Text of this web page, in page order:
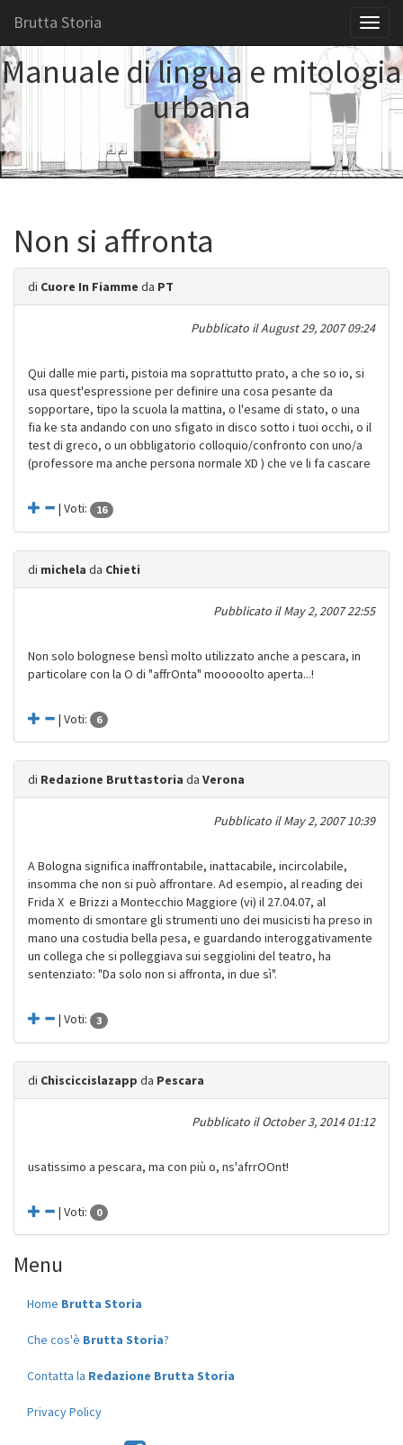
Brutta Storia
Manuale di lingua e mitologia
urbana
Non si affronta
di Cuore In Fiamme da PT
Pubblicato ilAugust 29, 2007 09:24
Qui dalle mie parti, pistoia ma soprattutto prato, a che so io, si
usa quest'espressione per definire una cosa pesante da
sopportare, tipo la scuola la mattina, o l'esame di stato, o una
fia ke sta andando con uno sfigato in disco sotto i tuoi occhi, o il
test di greco, o un obbligatorio colloquio/confronto con uno/a
(professore ma anche persona normale XD ) che ve li fa cascare
| Voti: 16
di michela da Chieti
Pubblicato ilMay 2, 2007 22:55
Non solo bolognese bensì molto utilizzato anche a pescara, in
particolare con la O di "affrOnta" mooooolto aperta...!
| Voti: 6
di Redazione Bruttastoria da Verona
Pubblicato ilMay 2, 2007 10:39
A Bologna significa inaffrontabile, inattacabile, incircolabile,
insomma che non si può affrontare. Ad esempio, al reading dei
Frida X e Brizzi a Montecchio Maggiore (vi) il 27.04.07, al
momento di smontare gli strumenti uno dei musicisti ha preso in
mano una costudia bella pesa, e guardando interoggativamente
un collega che si polleggiava sui seggiolini del teatro, ha
sentenziato: "Da solo non si affronta, in due sì".
| Voti: 3
di Chisciccislazapp da Pescara
Pubblicato ilOctober 3, 2014 01:12
usatissimo a pescara, ma con più o, ns'afrrOOnt!
| Voti: 0
Menu
Home Brutta Storia
Che cos'è Brutta Storia?
Contatta la Redazione Brutta Storia
Privacy Policy